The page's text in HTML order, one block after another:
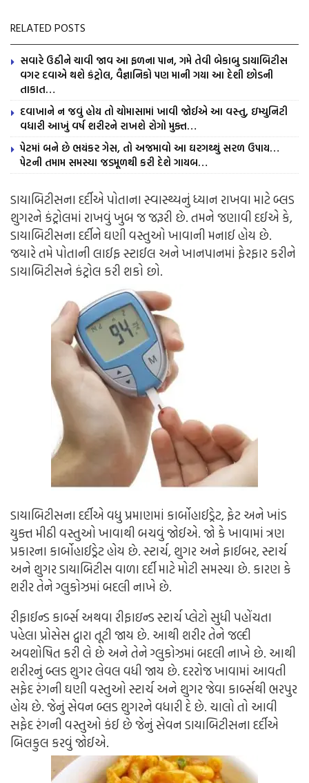
RELATED POSTS
સવારે ઉઠીને ચાવી જાવ આ ફળના પાન, ગમે તેવી બેકાબુ ડાયાબિટીસ
વગર દવાએ થશે કંટ્રોલ, વૈજ્ઞાનિકો પણ માની ગયા આ દેશી છોડની
તાકાત…
દવાખાને ન જવું હોય તો ચોમાસામાં ખાવી જોઈએ આ વસ્તુ, ઇમ્યુનિટી
વધારી આખું વર્ષ શરીરને રાખશે રોગો મુક્ત…
પેટમાં બને છે ભયંકર ગેસ, તો અજમાવો આ ઘરગથ્થું સરળ ઉપાય…
પેટની તમામ સમસ્યા જડમૂળથી કરી દેશે ગાયબ…
ડાયાબિટીસના દર્દીએ પોતાના સ્વાસ્થ્યનું ધ્યાન રાખવા માટે બ્લડ
શુગરને કંટ્રોલમાં રાખવું ખુબ જ જરૂરી છે. તમને જણાવી દઈએ કે,
ડાયાબિટીસના દર્દીને ઘણી વસ્તુઓ ખાવાની મનાઈ હોય છે.
જયારે તમે પોતાની લાઈફ સ્ટાઈલ અને ખાનપાનમાં ફેરફાર કરીને
ડાયાબિટીસને કંટ્રોલ કરી શકો છો.
ડાયાબિટીસના દર્દીએ વધુ પ્રમાણમાં કાર્બોહાઈડ્રેટ, ફેટ અને ખાંડ
યુક્ત મીઠી વસ્તુઓ ખાવાથી બચવું જોઈએ. જો કે ખાવામાં ત્રણ
પ્રકારના કાર્બોહાઈડ્રેટ હોય છે. સ્ટાર્ચ, શુગર અને ફાઈબર, સ્ટાર્ચ
અને શુગર ડાયાબિટીસ વાળા દર્દી માટે મોટી સમસ્યા છે. કારણ કે
શરીર તેને ગ્લુકોઝમાં બદલી નાખે છે.
રીફાઈન્ડ કાર્બ્સ અથવા રીફાઇન્ડ સ્ટાર્ચ પ્લેટો સુધી પહોંચતા
પહેલા પ્રોસેસ દ્વારા તૂટી જાય છે. આથી શરીર તેને જલ્દી
અવશોષિત કરી લે છે અને તેને ગ્લુકોઝમાં બદલી નાખે છે. આથી
શરીરનું બ્લડ શુગર લેવલ વધી જાય છે. દરરોજ ખાવામાં આવતી
સફેદ રંગની ઘણી વસ્તુઓ સ્ટાર્ચ અને શુગર જેવા કાર્બ્સથી ભરપુર
હોય છે. જેનું સેવન બ્લડ શુગરને વધારી દે છે. ચાલો તો આવી
સફેદ રંગની વસ્તુઓ કંઈ છે જેનું સેવન ડાયાબિટીસના દર્દીએ
બિલકુલ કરવું જોઈએ.